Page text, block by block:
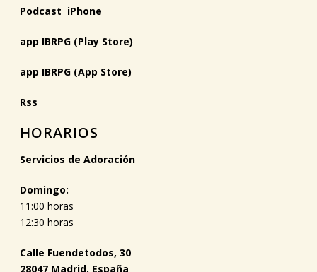
Podcast iPhone
app IBRPG (Play Store)
app IBRPG (App Store)
Rss
HORARIOS
Servicios de Adoración
Domingo:
11:00 horas
12:30 horas
Calle Fuendetodos, 30
28047 Madrid, España